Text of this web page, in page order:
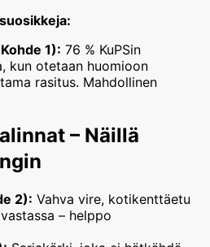
1): 76 % KuPSin
kun otetaan huomioon
rasitus. Mahdollinen
– Näillä
2): Vahva vire, kotikenttäetu
– helppo